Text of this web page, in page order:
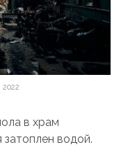
в храм
затоплен водой.